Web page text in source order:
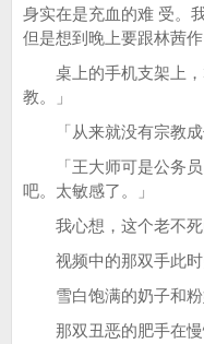
身实在是充血的难 受。
但是想到晚上要跟林茜作
桌上的手机支架上，
教。」
「从来就没有宗教成
「王大师可是公务员
吧。太敏感了。」
我心想，这个老不死
视频中的那双手此时
雪白饱满的奶子和粉
那双丑恶的肥手在慢